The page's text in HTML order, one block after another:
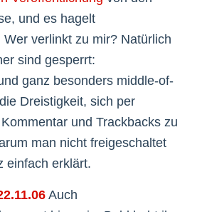
und es hagelt
verlinkt zu mir? Natürlich
sind gesperrt:
ganz besonders middle-of-
Dreistigkeit, sich per
und Trackbacks zu
man nicht freigeschaltet
einfach erklärt.
Auch